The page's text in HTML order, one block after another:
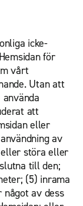
icke-
för
vårt
Utan att
att
eller
av
eller störa eller
till den;
(5) inrama
av dess